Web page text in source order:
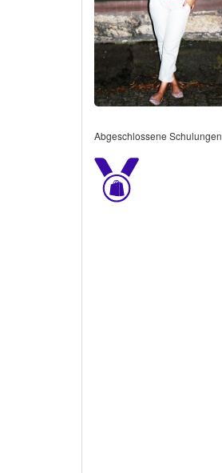
Abgeschlossene Schulungen